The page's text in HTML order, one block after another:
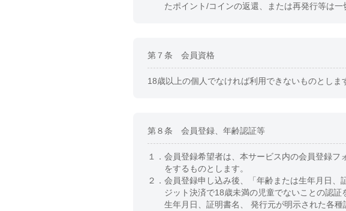
たポイント/コインの返還、または再発行等は一
第７条 会員資格
18歳以上の個人でなければ利用できないものとし
第８条 会員登録、年齢認証等
１． 会員登録希望者は、本サービス内の会員登録
をするものとします。
２． 会員登録申し込み後、「年齢または生年月日、
ジット決済で18歳未満の児童でないことの認
生年月日、証明書名、 発行元が明示された各